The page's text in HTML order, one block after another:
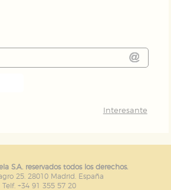
Interesante
S.A. reservados todos los derechos.
25. 28010 Madrid. España
Telf. +34 91 355 57 20